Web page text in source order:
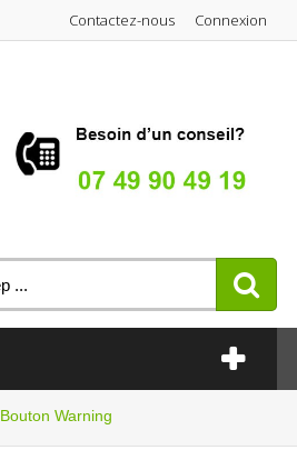
Connexion
Contactez-nous
Bouton Warning